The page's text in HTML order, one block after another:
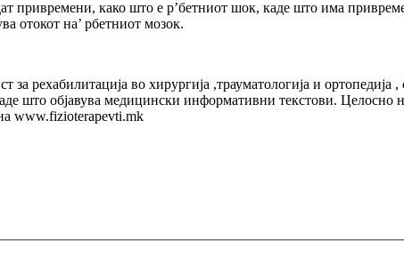
привремени, како што е р’бетниот шок, каде што има
отокот на’ рбетниот мозок.
рeхабилитација во хирургија ,трауматолoгија и
што објавува медицински информативни текстови. Целосно
www.fizioterapevti.mk